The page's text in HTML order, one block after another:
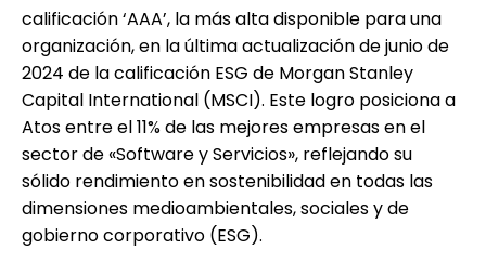
calificación ‘AAA’, la más alta disponible para una
organización, en la última actualización de junio de
2024 de la calificación ESG de Morgan Stanley
Capital International (MSCI). Este logro posiciona a
Atos entre el 11% de las mejores empresas en el
sector de «Software y Servicios», reflejando su
sólido rendimiento en sostenibilidad en todas las
dimensiones medioambientales, sociales y de
gobierno corporativo (ESG).